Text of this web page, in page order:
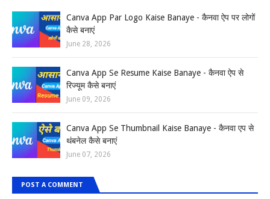
Canva App Par Logo Kaise Banaye - कैनवा ऐप पर लोगों
कैसे बनाएं
June 28, 2026
Canva App Se Resume Kaise Banaye - कैनवा ऐप से
रिज्यूम कैसे बनाएं
June 09, 2026
Canva App Se Thumbnail Kaise Banaye - कैनवा एप से
थंबनेल कैसे बनाएं
June 07, 2026
POST A COMMENT